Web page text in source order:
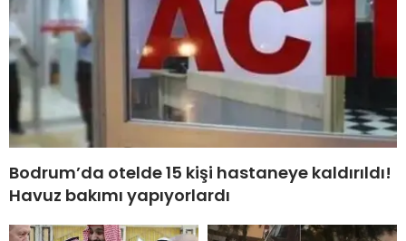
Bodrum’da otelde 15 kişi hastaneye kaldırıldı!
Havuz bakımı yapıyorlardı